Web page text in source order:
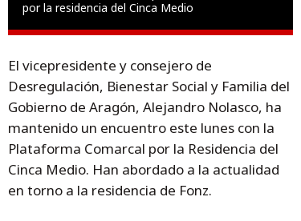
por la residencia del Cinca Medio
El vicepresidente y consejero de
Desregulación, Bienestar Social y Familia del
Gobierno de Aragón, Alejandro Nolasco, ha
mantenido un encuentro este lunes con la
Plataforma Comarcal por la Residencia del
Cinca Medio. Han abordado a la actualidad
en torno a la residencia de Fonz.